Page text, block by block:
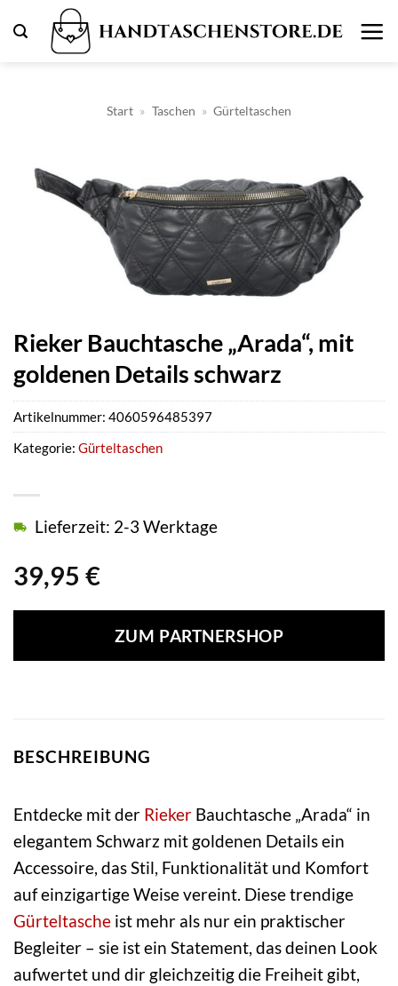
Inhalt
Start » Taschen » Gürteltaschen
Rieker Bauchtasche „Arada“, mit
goldenen Details schwarz
39,95 €
Lieferzeit: 2-3 Werktage
ZUM PARTNERSHOP
Artikelnummer: 4060596485397
Kategorie: Gürteltaschen
BESCHREIBUNG
Entdecke mit der Rieker Bauchtasche „Arada“ in
elegantem Schwarz mit goldenen Details ein
Accessoire, das Stil, Funktionalität und Komfort
auf einzigartige Weise vereint. Diese trendige
Gürteltasche ist mehr als nur ein praktischer
Begleiter – sie ist ein Statement, das deinen Look
aufwertet und dir gleichzeitig die Freiheit gibt,